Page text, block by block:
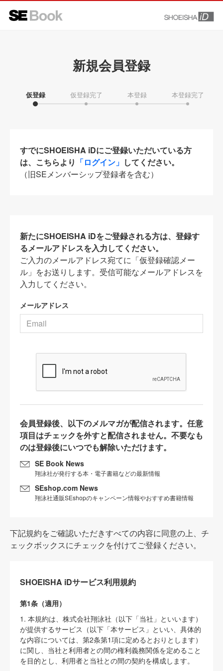
新規会員登録
仮登録 仮登録完了 本登録 本登録完了
すでにSHOEISHA iDにご登録いただいている方
は、こちらより 「ログイン」 してください。
（旧SEメンバーシップ登録者を含む）
新たにSHOEISHA iDをご登録される方は、登録す
るメールアドレスを入力してください。
ご入力のメールアドレス宛てに「仮登録確認メー
ル」をお送りします。受信可能なメールアドレスを
入力してください。
メールアドレス
会員登録後、以下のメルマガが配信されます。任意
項目はチェックを外すと配信されません。不要なも
のは登録後にいつでも解除いただけます。
SE Book News
翔泳社が発行する本・電子書籍などの最新情報
SEshop.com News
翔泳社通販SEshopのキャンペーン情報やおすすめ書籍情報
下記規約をご確認いただきすべての内容に同意の上、チ
ェックボックスにチェックを付けてご登録ください。
SHOEISHA iDサービス利用規約
第1条（適用）
1. 本規約は、株式会社翔泳社（以下「当社」といいます）
が提供するサービス（以下「本サービス」といい、具体的
な内容については、第2条第1項に定めるとおりとします）
に関し、当社と利用者との間の権利義務関係を定めること
を目的とし、利用者と当社との間の契約を構成します。